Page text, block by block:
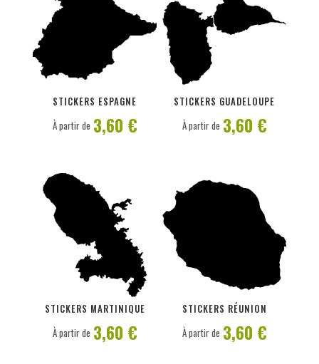
STICKERS ESPAGNE
À partir de 3,60 €
STICKERS GUADELOUPE
À partir de 3,60 €
STICKERS MARTINIQUE
À partir de 3,60 €
STICKERS RÉUNION
PERSONNALISER
À partir de 3,60 €